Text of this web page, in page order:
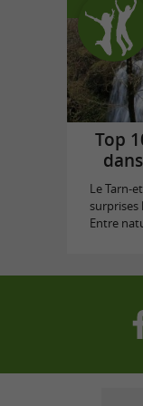
Top
Le Tarn-
surprises
Entre